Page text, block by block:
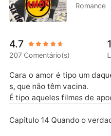
Sair
Baixar App
Contos
Bilionários
Contos Curtos
Romance
4.7
207 Comentário(s)
Cara o amor é tipo um
s, que não têm vacina.
É tipo aqueles filmes de
rta se tu é o bonzão da